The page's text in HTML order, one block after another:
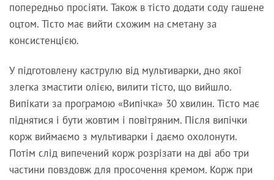
попередньо просіяти. Також в тісто додати соду гашене
оцтом. Тісто має вийти схожим на сметану за
консистенцією.
У підготовлену каструлю від мультиварки, дно якої
злегка змастити олією, вилити тісто, що вийшло.
Випікати за програмою «Випічка» 30 хвилин. Тісто має
піднятися і бути жовтим і повітряним. Після випічки
корж виймаємо з мультиварки і даємо охолонути.
Потім слід випечений корж розрізати на дві або три
частини повздовж для просочення кремом. Корж при